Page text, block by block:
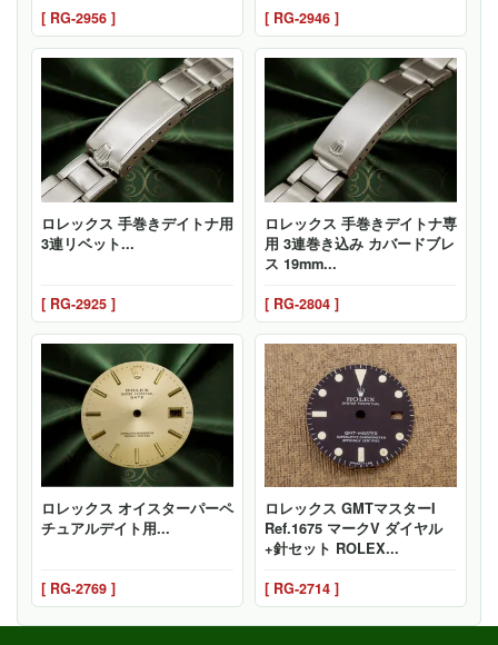
[ RG-2956 ]
[ RG-2946 ]
ロレックス 手巻きデイトナ用
3連リベット...
[ RG-2925 ]
ロレックス 手巻きデイトナ専
用 3連巻き込み カバードブレ
ス 19mm...
[ RG-2804 ]
ロレックス オイスターパーペ
チュアルデイト用...
[ RG-2769 ]
ロレックス GMTマスターI
Ref.1675 マークV ダイヤル
+針セット ROLEX...
[ RG-2714 ]